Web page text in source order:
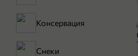
Консервация
Снеки